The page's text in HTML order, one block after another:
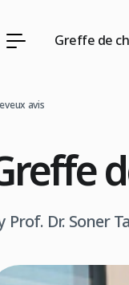
Greffe de
avis
Prof. Dr. Soner